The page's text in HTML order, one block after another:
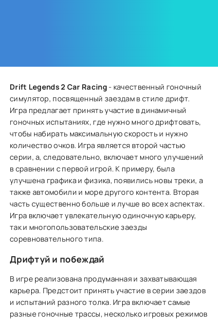
Drift Legends 2 Car Racing- качественный гоночный
симулятор, посвященный заездам в стиле дрифт.
Игра предлагает принять участие в динамичный
гоночных испытаниях, где нужно много дрифтовать,
чтобы набирать максимальную скорость и нужно
количество очков. Игра является второй частью
серии, а, следовательно, включает много улучшений
в сравнении с первой игрой. К примеру, была
улучшена графика и физика, появились новы треки, а
также автомобили и море другого контента. Вторая
часть существенно больше и лучше во всех аспектах.
Игра включает увлекательную одиночную карьеру,
так и многопользовательские заезды
соревновательного типа.
Дрифтуй и побеждай
В игре реализована продуманная и захватывающая
карьера. Предстоит принять участие в серии заездов
и испытаний разного толка. Игра включает самые
разные гоночные трассы, несколько игровых режимов